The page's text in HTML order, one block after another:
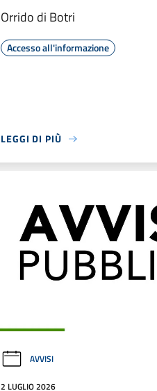
Orrido di Botri
Accesso all'informazione
LEGGI DI PIÙ
AVVISI
2 LUGLIO 2026